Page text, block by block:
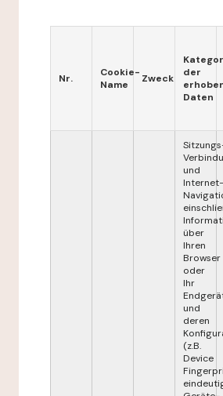
Nr.
Cookie-
Name
Zweck
der
Daten
und
Internet-
über
Ihren
Browser
oder
Ihr
und
deren
(z.B.
Device